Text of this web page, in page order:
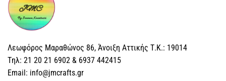
Λεωφόρος Μαραθώνος 86, Άνοιξη Αττικής Τ.Κ.: 19014
Tηλ: 21 20 21 6902 & 6937 442415
Email: info@jmcrafts.gr